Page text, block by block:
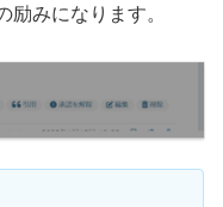
励みになります。